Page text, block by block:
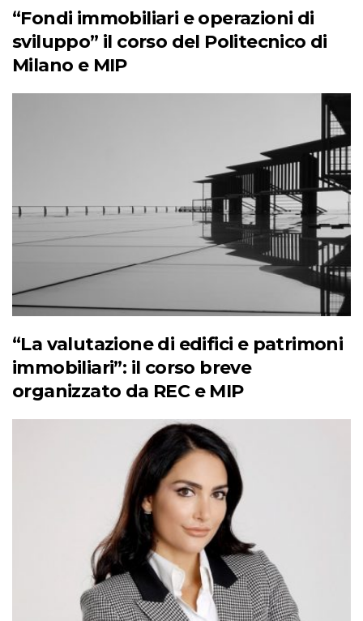
“Fondi immobiliari e operazioni di
sviluppo” il corso del Politecnico di
Milano e MIP
“La valutazione di edifici e patrimoni
immobiliari”: il corso breve
organizzato da REC e MIP